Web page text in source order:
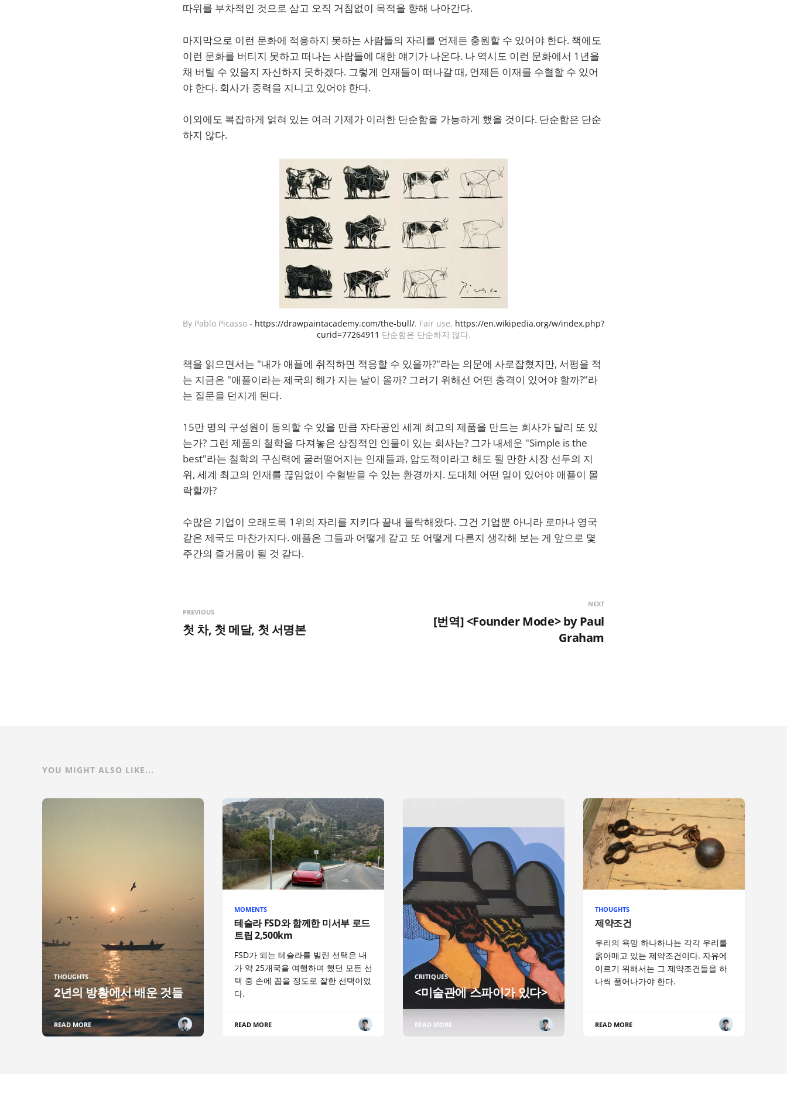
따위를 부차적인 것으로 삼고 오직 거침없이 목적을 향해 나아간다.
마지막으로 이런 문화에 적응하지 못하는 사람들의 자리를 언제든 충원할 수 있어야 한다. 책에도
이런 문화를 버티지 못하고 떠나는 사람들에 대한 얘기가 나온다. 나 역시도 이런 문화에서 1년을
채 버틸 수 있을지 자신하지 못하겠다. 그렇게 인재들이 떠나갈 때, 언제든 이재를 수혈할 수 있어
야 한다. 회사가 중력을 지니고 있어야 한다.
이외에도 복잡하게 얽혀 있는 여러 기제가 이러한 단순함을 가능하게 했을 것이다. 단순함은 단순
하지 않다.
By Pablo Picasso - https://drawpaintacademy.com/the-bull/, Fair use, https://en.wikipedia.org/w/index.php?
curid=77264911 단순함은 단순하지 않다.
책을 읽으면서는 "내가 애플에 취직하면 적응할 수 있을까?"라는 의문에 사로잡혔지만, 서평을 적
는 지금은 "애플이라는 제국의 해가 지는 날이 올까? 그러기 위해선 어떤 충격이 있어야 할까?"라
는 질문을 던지게 된다.
15만 명의 구성원이 동의할 수 있을 만큼 자타공인 세계 최고의 제품을 만드는 회사가 달리 또 있
는가? 그런 제품의 철학을 다져놓은 상징적인 인물이 있는 회사는? 그가 내세운 "Simple is the
best"라는 철학의 구심력에 굴러떨어지는 인재들과, 압도적이라고 해도 될 만한 시장 선두의 지
위, 세계 최고의 인재를 끊임없이 수혈받을 수 있는 환경까지. 도대체 어떤 일이 있어야 애플이 몰
락할까?
수많은 기업이 오래도록 1위의 자리를 지키다 끝내 몰락해왔다. 그건 기업뿐 아니라 로마나 영국
같은 제국도 마찬가지다. 애플은 그들과 어떻게 같고 또 어떻게 다른지 생각해 보는 게 앞으로 몇
주간의 즐거움이 될 것 같다.
PREVIOUS
첫 차, 첫 메달, 첫 서명본
NEXT
[번역] <Founder Mode> by Paul
Graham
YOU MIGHT ALSO LIKE...
THOUGHTS
2년의 방황에서 배운 것들
READ MORE
MOMENTS
테슬라 FSD와 함께한 미서부 로드
트립 2,500km
FSD가 되는 테슬라를 빌린 선택은 내
가 약 25개국을 여행하며 했던 모든 선
택 중 손에 꼽을 정도로 잘한 선택이었
다.
READ MORE
CRITIQUES
<미술관에 스파이가 있다>
READ MORE
THOUGHTS
제약조건
우리의 욕망 하나하나는 각각 우리를
옭아매고 있는 제약조건이다. 자유에
이르기 위해서는 그 제약조건들을 하
나씩 풀어나가야 한다.
READ MORE